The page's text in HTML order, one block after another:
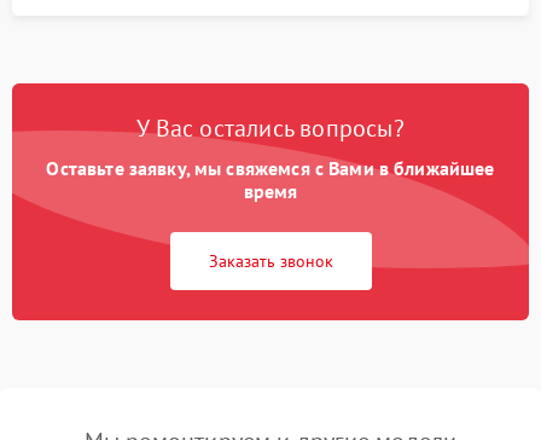
У Вас остались вопросы?
Оставьте заявку, мы свяжемся с Вами в ближайшее
время
Заказать звонок